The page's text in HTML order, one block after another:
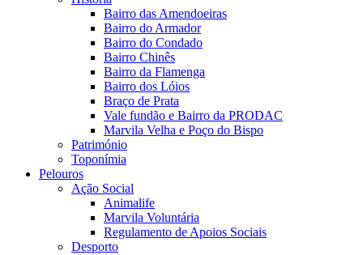
Bairro das Amendoeiras
Bairro do Armador
Bairro do Condado
Bairro Chinês
Bairro da Flamenga
Bairro dos Lóios
Braço de Prata
Vale fundão e Bairro da PRODAC
Marvila Velha e Poço do Bispo
Património
Toponímia
Pelouros
Ação Social
Animalife
Marvila Voluntária
Regulamento de Apoios Sociais
Desporto